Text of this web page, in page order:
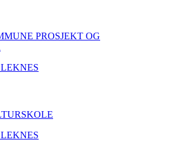
PROSJEKT OG
LEKNES
LEKNES